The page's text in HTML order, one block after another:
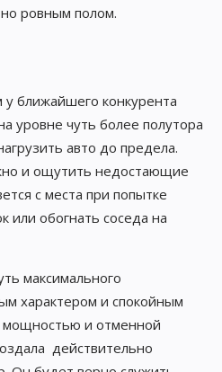
ровным полом.
ближайшего конкурента
уровне чуть более полутора
авто до предела.
и ощутить недостающие
с места при попытке
или обогнать соседа на
максимального
характером и спокойным
мощностью и отменной
действительно